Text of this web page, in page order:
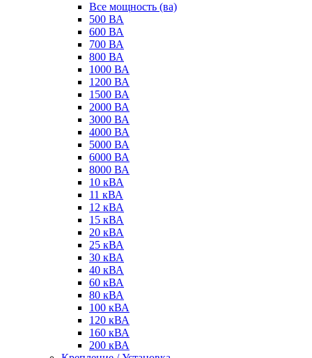
Все мощность (ва)
500 ВА
600 ВА
700 ВА
800 ВА
1000 ВА
1200 ВА
1500 ВА
2000 ВА
3000 ВА
4000 ВА
5000 ВА
6000 ВА
8000 ВА
10 кВА
11 кВА
12 кВА
15 кВА
20 кВА
25 кВА
30 кВА
40 кВА
60 кВА
80 кВА
100 кВА
120 кВА
160 кВА
200 кВА